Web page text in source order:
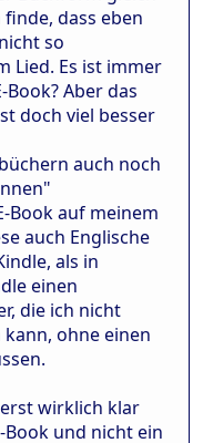
dass eben
so
Lied. Es ist immer
Book? Aber das
doch viel besser
auch noch
Book auf meinem
auch Englische
als in
einen
die ich nicht
ohne einen
wirklich klar
und nicht ein